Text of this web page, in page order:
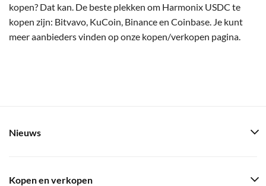
kopen? Dat kan. De beste plekken om Harmonix USDC te
kopen zijn: Bitvavo, KuCoin, Binance en Coinbase. Je kunt
meer aanbieders vinden op onze kopen/verkopen pagina.
Nieuws
Kopen en verkopen